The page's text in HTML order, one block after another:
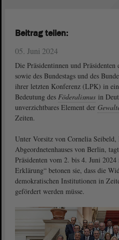
05. Juni 2024
Die Präsidentinnen und Präsidenten
sowie des Bundestags und des
ihrer letzten Konferenz (LPK) in
Bedeutung des Föderalismus in
unverzichtbares Element der
Zeiten.
Unter Vorsitz von Cornelia Seibeld,
Abgeordnetenhauses von Berlin,
Präsidenten vom 2. bis 4. Juni
Erklärung“ betonen sie, dass die
demokratischen Institutionen in
gefördert werden müsse.
Beitrag teilen: